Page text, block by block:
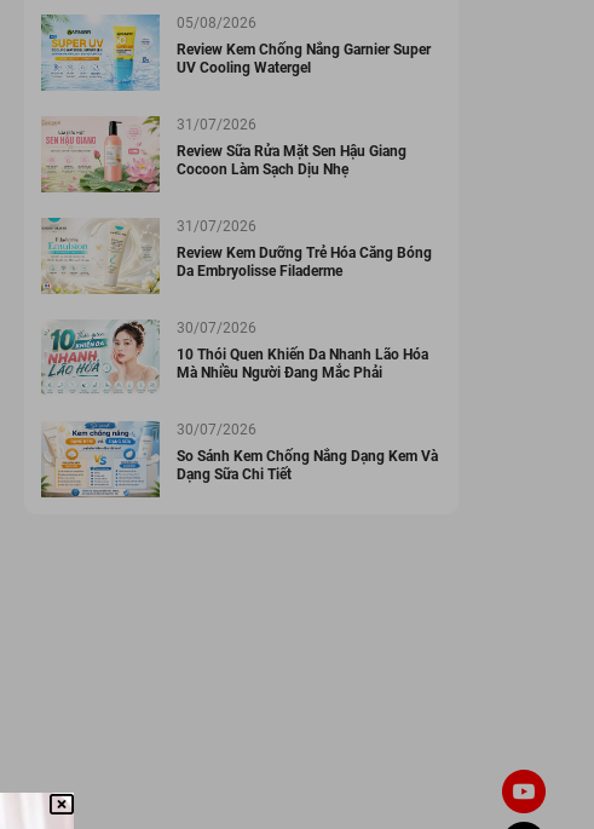
05/08/2026
Review Kem Chống Nắng Garnier Super
UV Cooling Watergel
31/07/2026
Review Sữa Rửa Mặt Sen Hậu Giang
Cocoon Làm Sạch Dịu Nhẹ
31/07/2026
Review Kem Dưỡng Trẻ Hóa Căng Bóng
Da Embryolisse Filaderme
30/07/2026
10 Thói Quen Khiến Da Nhanh Lão Hóa
Mà Nhiều Người Đang Mắc Phải
30/07/2026
So Sánh Kem Chống Nắng Dạng Kem Và
Dạng Sữa Chi Tiết